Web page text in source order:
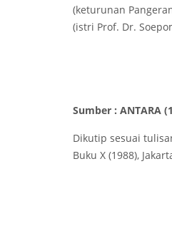
(keturunan
(istri Prof. Dr.
Sumber : ANTARA
Dikutip sesuai
Buku X (1988),